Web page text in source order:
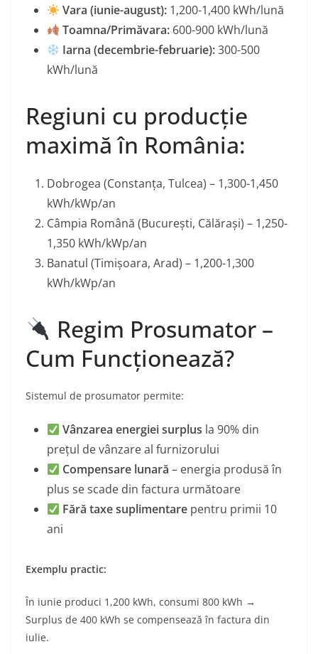
Vara (iunie-august): 1,200-1,400 kWh/lună
Toamna/Primăvara: 600-900 kWh/lună
Iarna (decembrie-februarie):300-500
kWh/lună
Regiuni cu producție
maximă în România:
Dobrogea (Constanța, Tulcea) – 1,300-1,450
kWh/kWp/an
Câmpia Română (București, Călărași) – 1,250-
1,350 kWh/kWp/an
Banatul (Timișoara, Arad) – 1,200-1,300
kWh/kWp/an
Regim Prosumator –
Cum Funcționează?
Sistemul de prosumator permite:
Vânzarea energiei surplus la 90% din
prețul de vânzare al furnizorului
Compensare lunară – energia produsă în
plus se scade din factura următoare
Fără taxe suplimentare pentru primii 10
ani
Exemplu practic:
În iunie produci 1,200 kWh, consumi 800 kWh →
Surplus de 400 kWh se compensează în factura din
iulie.